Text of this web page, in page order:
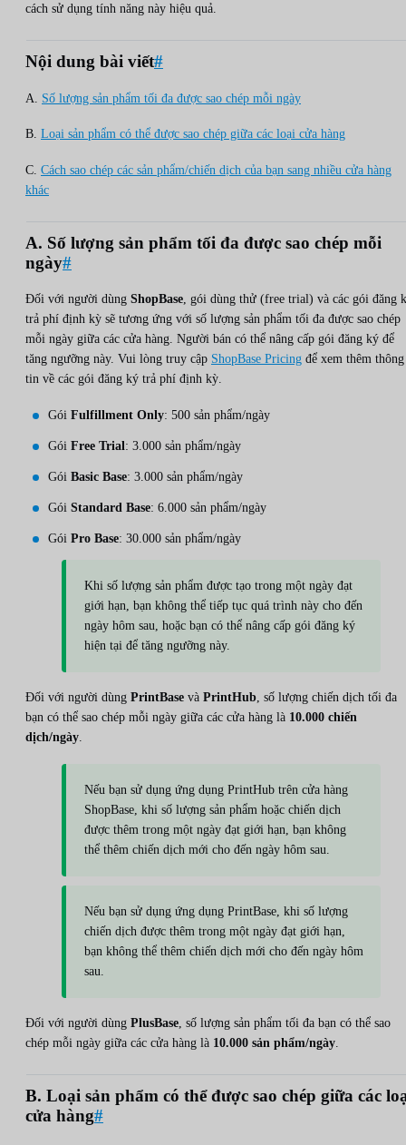
cách sử dụng tính năng này hiệu quả.
Nội dung bài viết#
A. Số lượng sản phẩm tối đa được sao chép mỗi ngày
B. Loại sản phẩm có thể được sao chép giữa các loại cửa hàng
C. Cách sao chép các sản phẩm/chiến dịch của bạn sang nhiều cửa hàng
khác
A. Số lượng sản phẩm tối đa được sao chép mỗi
ngày#
Đối với người dùng ShopBase, gói dùng thử (free trial) và các gói đăng
trả phí định kỳ sẽ tương ứng với số lượng sản phẩm tối đa được sao chép
mỗi ngày giữa các cửa hàng. Người bán có thể nâng cấp gói đăng ký để
tăng ngưỡng này. Vui lòng truy cập ShopBase Pricing để xem thêm thông
tin về các gói đăng ký trả phí định kỳ.
Gói Fulfillment Only: 500 sản phẩm/ngày
Gói Free Trial : 3.000 sản phẩm/ngày
Gói Basic Base: 3.000 sản phẩm/ngày
Gói Standard Base: 6.000 sản phẩm/ngày
Gói Pro Base: 30.000 sản phẩm/ngày
Khi số lượng sản phẩm được tạo trong một ngày đạt
giới hạn, bạn không thể tiếp tục quá trình này cho đến
ngày hôm sau, hoặc bạn có thể nâng cấp gói đăng ký
hiện tại để tăng ngưỡng này.
Đối với người dùng PrintBase và PrintHub, số lượng chiến dịch tối đa
bạn có thể sao chép mỗi ngày giữa các cửa hàng là 10.000 chiến
dịch/ngày.
Nếu bạn sử dụng ứng dụng PrintHub trên cửa hàng
ShopBase, khi số lượng sản phẩm hoặc chiến dịch
được thêm trong một ngày đạt giới hạn, bạn không
thể thêm chiến dịch mới cho đến ngày hôm sau.
Nếu bạn sử dụng ứng dụng PrintBase, khi số lượng
chiến dịch được thêm trong một ngày đạt giới hạn,
bạn không thể thêm chiến dịch mới cho đến ngày hôm
sau.
Đối với người dùng PlusBase, số lượng sản phẩm tối đa bạn có thể sao
chép mỗi ngày giữa các cửa hàng là 10.000 sản phẩm/ngày.
B. Loại sản phẩm có thể được sao chép giữa các
cửa hàng#